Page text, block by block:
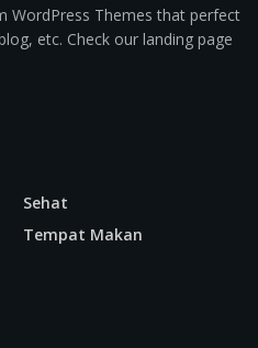
WordPress Themes that perfect
etc. Check our landing page
Sehat
Tempat Makan